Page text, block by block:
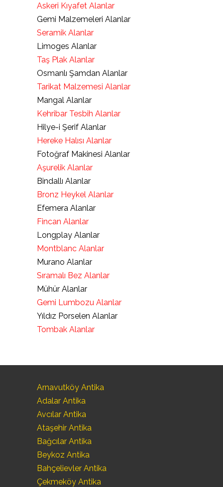
Askeri Kıyafet Alanlar
Gemi Malzemeleri Alanlar
Seramik Alanlar
Limoges Alanlar
Taş Plak Alanlar
Osmanlı Şamdan Alanlar
Tarikat Malzemesi Alanlar
Mangal Alanlar
Kehribar Tesbih Alanlar
Hilye-i Şerif Alanlar
Hereke Halısı Alanlar
Fotoğraf Makinesi Alanlar
Aşurelik Alanlar
Bindallı Alanlar
Bronz Heykel Alanlar
Efemera Alanlar
Fincan Alanlar
Longplay Alanlar
Montblanc Alanlar
Murano Alanlar
Sıramalı Bez Alanlar
Mühür Alanlar
Gemi Lumbozu Alanlar
Yıldız Porselen Alanlar
Tombak Alanlar
Arnavutköy Antika
Adalar Antika
Avcılar Antika
Ataşehir Antika
Bağcılar Antika
Beykoz Antika
Bahçelievler Antika
Çekmeköy Antika